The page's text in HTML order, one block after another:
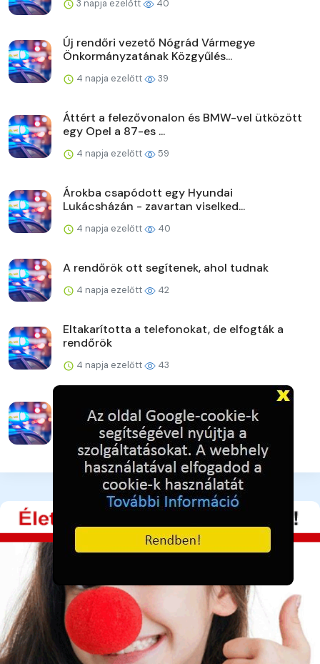
3 napja ezelőtt 40
Új rendőri vezető Nógrád Vármegye
Önkormányzatának Közgyűlés...
4 napja ezelőtt 39
Áttért a felezővonalon és BMW-vel ütközött
egy Opel a 87-es ...
4 napja ezelőtt 59
Árokba csapódott egy Hyundai
Lukácsházán - zavartan viselked...
4 napja ezelőtt 40
A rendőrök ott segítenek, ahol tudnak
4 napja ezelőtt 42
Eltakarította a telefonokat, de elfogták a
rendőrök
4 napja ezelőtt 43
rendezvényei
4 napja ezelőtt 43